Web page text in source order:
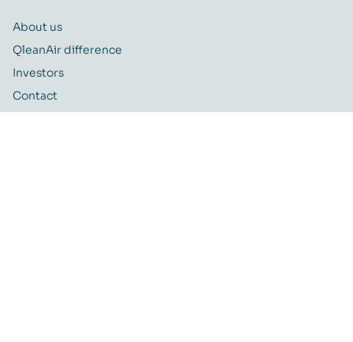
About us
QleanAir difference
Investors
Contact